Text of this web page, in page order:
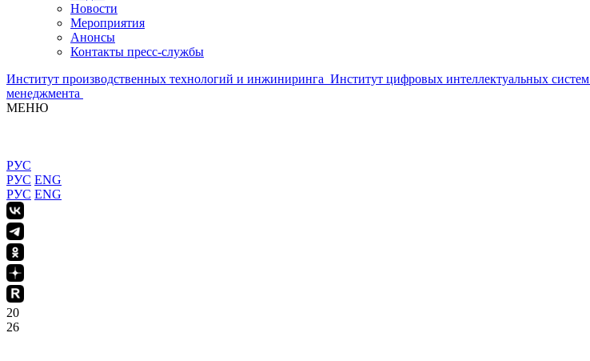
Новости
Мероприятия
Анонсы
Контакты пресс-службы
Институт производственных технологий и инжиниринга Институт цифровых интеллектуальных систем
менеджмента
МЕНЮ
РУС
РУС ENG
РУС ENG
20
26